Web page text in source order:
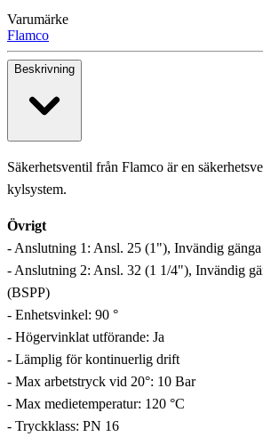
Varumärke
Flamco
Beskrivning
Säkerhetsventil från Flamco är en
kylsystem.
Övrigt
- Anslutning 1: Ansl. 25 (1"), Invändig
- Anslutning 2: Ansl. 32 (1 1/4"), Invändig
(BSPP)
- Enhetsvinkel: 90 °
- Högervinklat utförande: Ja
- Lämplig för kontinuerlig drift
- Max arbetstryck vid 20°: 10 Bar
- Max medietemperatur: 120 °C
- Tryckklass: PN 16